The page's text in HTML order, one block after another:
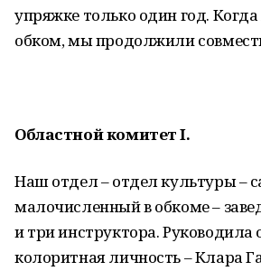
упряжке только один год.
обком, мы продолжили
Областной комитетI.
Наш отдел – отдел культуры –
малочисленный в обкоме –
и три инструктора. Руководила
колоритная личность – Клара